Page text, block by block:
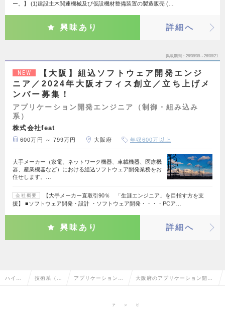
ー。】 (1)建設土木関連機械及び仮設機材整備装置の製造販売 (…
興味あり 詳細へ
掲載期間 26/08/08～26/08/21
NEW
【大阪】組込ソフトウェア開発エンジ
ニア／2024年大阪オフィス創立／立ち上げメ
ンバー募集！
アプリケーション開発エンジニア（制御・組み込み
系）
株式会社feat
600万円 ～ 799万円 大阪府 年収600万以上
大手メーカー（家電、ネットワーク機器、車載機器、医療機
器、産業機器など）における組込ソフトウェア開発業務をお
任せします。…
会社概要
【大手メーカー直取引90％ 「生涯エンジニア」を目指す方を支
援】 ■ソフトウェア開発・設計 ・ソフトウェア開発・・・・PCア…
興味あり 詳細へ
ハイク 技術系（電 アプリケーション開 大阪府のアプリケーション開発